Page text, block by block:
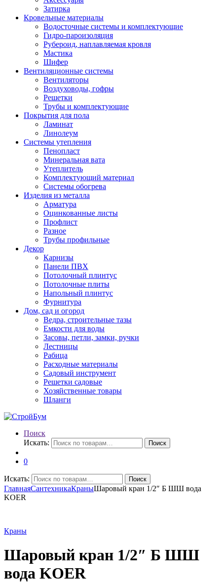
Затирка
Кровельные материалы
Водосточные системы и комплектующие
Гидро-пароизоляция
Рубероид, наплавляемая кровля
Мастика
Шифер
Вентиляционные системы
Вентиляторы
Воздуховоды, гофры
Решетки
Трубы и комплектующие
Покрытия для пола
Ламинат
Линолеум
Системы утепления
Пенопласт
Минеральная вата
Утеплитель
Комплектующий материал
Системы обогрева
Изделия из металла
Арматура
Оцинкованные листы
Профлист
Разное
Трубы профильные
Декор
Карнизы
Панели ПВХ
Потолочный плинтус
Потолочные плиты
Напольный плинтус
Фурнитура
Дом, сад и огород
Ведра, строительные тазы
Емкости для воды
Засовы, петли, замки, ручки
Лестницы
Рабица
Расходные материалы
Садовый инструмент
Решетки садовые
Хозяйственные товары
Шланги
Поиск
Искать:
Поиск
0
Искать: Поиск
ГлавнаяСантехникаКраныШаровый кран 1/2″ Б ШШ вода
KOER
Краны
Шаровый кран 1/2″ Б ШШ
вода KOER